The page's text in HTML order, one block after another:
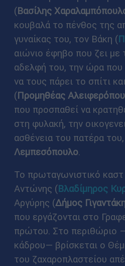
(Βασίλης
κουβαλά το πένθος της
γυναίκας του, τον Βάκη (
αιώνιο έφηβο που ζει με
αδελφή του, την ώρα που
να τους πάρει το σπίτι
(Προμηθέας
που προσπαθεί να
στη φυλακή, την
ασθένεια του πατέρα του,
Λεμπεσόπουλο.
Το πρωταγωνιστικό
Αντώνης (Βλαδίμηρος
Αργύρης (Δήμος
που εργάζονται στο
πρώτου. Στο περιθώριο
κάδρου— βρίσκεται ο
του ζαχαροπλαστείου